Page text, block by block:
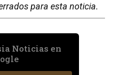
para esta noticia.
Noticias en